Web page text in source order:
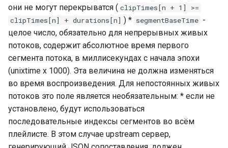
они не могут перекрыватся ( clipTimes[n + 1] >=
clipTimes[n] + durations[n] ) * segmentBaseTime -
целое число, обязательно для непрерывных живых
потоков, содержит абсолютное время первого
сегмента потока, в миллисекундах с начала эпохи
(unixtime x 1000). Эта величина не должна изменяться
во время воспроизведения. Для непостоянных живых
потоков это поле является необязательным: * если не
установлено, будут использоваться
последовательные индексы сегментов во всём
плейлисте. В этом случае upstream сервер,